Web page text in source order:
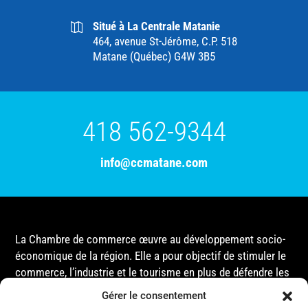
Gérer le consentement
Situé à La Centrale Matanie
464, avenue St-Jérôme, C.P. 518
Matane (Québec) G4W 3B5
418 562-9344
info@ccmatane.com
La Chambre de commerce œuvre au développement socio-
économique de la région. Elle a pour objectif de stimuler le
commerce, l’industrie et le tourisme en plus de défendre les
intérêts de ses membres et de l’ensemble de la